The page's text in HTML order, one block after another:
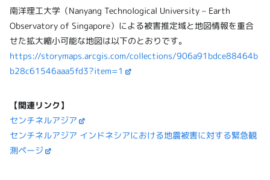
南洋理工大学（Nanyang Technological University – Earth
Observatory of Singapore）による被害推定域と地図情報を重合
せた拡大縮小可能な地図は以下のとおりです。
https://storymaps.arcgis.com/collections/906a91bdce88464b
b28c61546aaa5fd3?item=1
【関連リンク】
センチネルアジア
センチネルアジア インドネシアにおける地震被害に対する緊急観
測ページ